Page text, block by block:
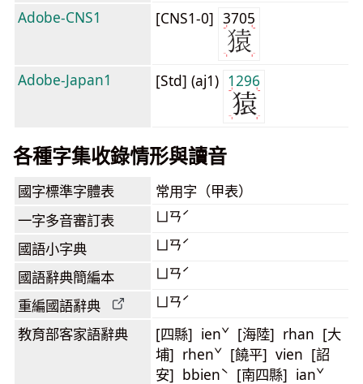
Adobe-CNS1
[CNS1-0] 3705
Adobe-Japan1 [Std] (aj1) 1296
各種字集收錄情形與讀音
國字標準字體表 常用字（甲表）
一字多音審訂表 ㄩㄢˊ
國語小字典 ㄩㄢˊ
國語辭典簡編本 ㄩㄢˊ
重編國語辭典 ㄩㄢˊ
教育部客家語辭典
[四縣] ienˇ [海陸] rhan [大
埔] rhenˇ [饒平] vien [詔
安] bbienˋ [南四縣] ianˇ